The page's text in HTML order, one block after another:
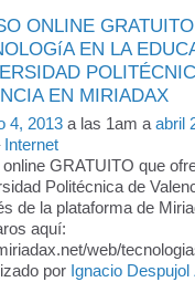
ONLINE
EN LA
EN MIRIADAX
4, 2013 a las 1am aabril
Internet
GRATUITO que
Politécnica de
de la plataforma de
aquí:
web/
por Ignacio Despujol